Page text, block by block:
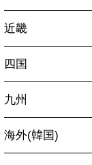
近畿
四国
九州
海外(韓国)